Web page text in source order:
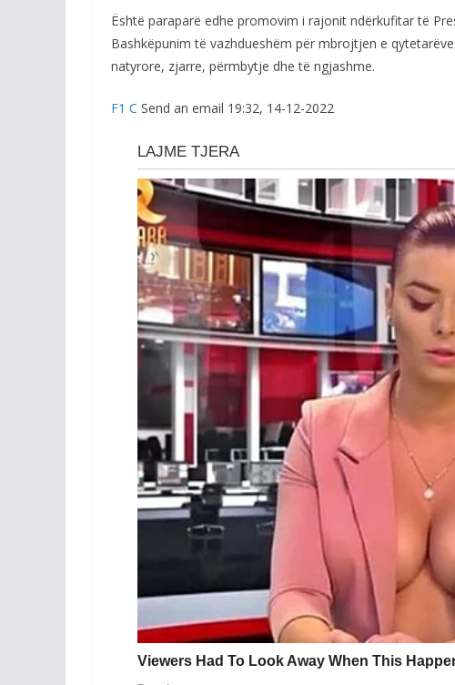
Është paraparë edhe promovim i rajonit ndërkufitar të
Bashkëpunim të vazhdueshëm për mbrojtjen e
natyrore, zjarre, përmbytje dhe të ngjashme.
F1 C Send an email 19:32, 14-12-2022